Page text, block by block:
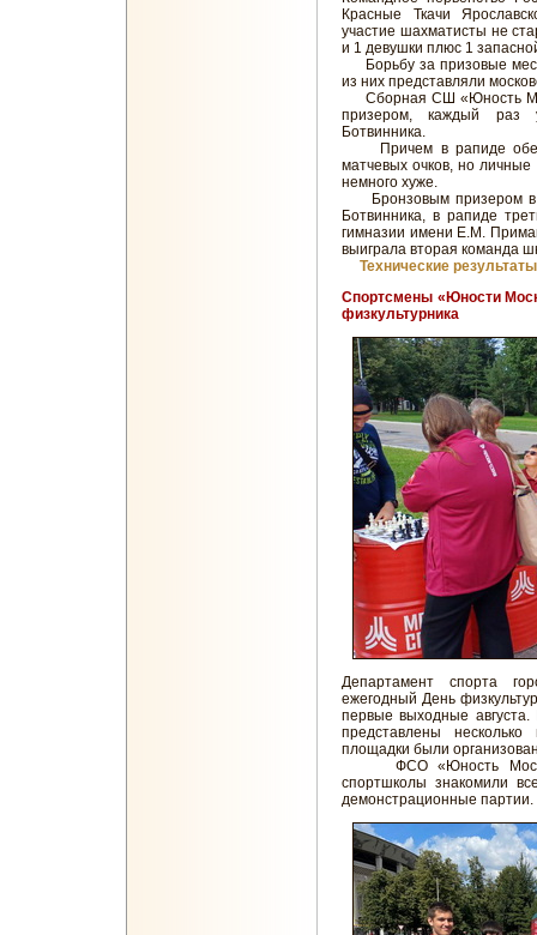
Красные Ткачи
участие шахматисты не
и 1 девушки плюс 1
Борьбу за призовые
из них представляли
Сборная СШ «Юность
призером, каждый раз
Ботвинника.
Причем в рапиде обе
матчевых очков, но личные
немного хуже.
Бронзовым призером в
Ботвинника, в рапиде
гимназии имени Е.М.
выиграла вторая команда
Технические результаты
Спортсмены «Юности
физкультурника
Департамент спорта
ежегодный День
первые выходные
представлены
площадки были
ФСО «Юность
спортшколы знакомили
демонстрационные партии.